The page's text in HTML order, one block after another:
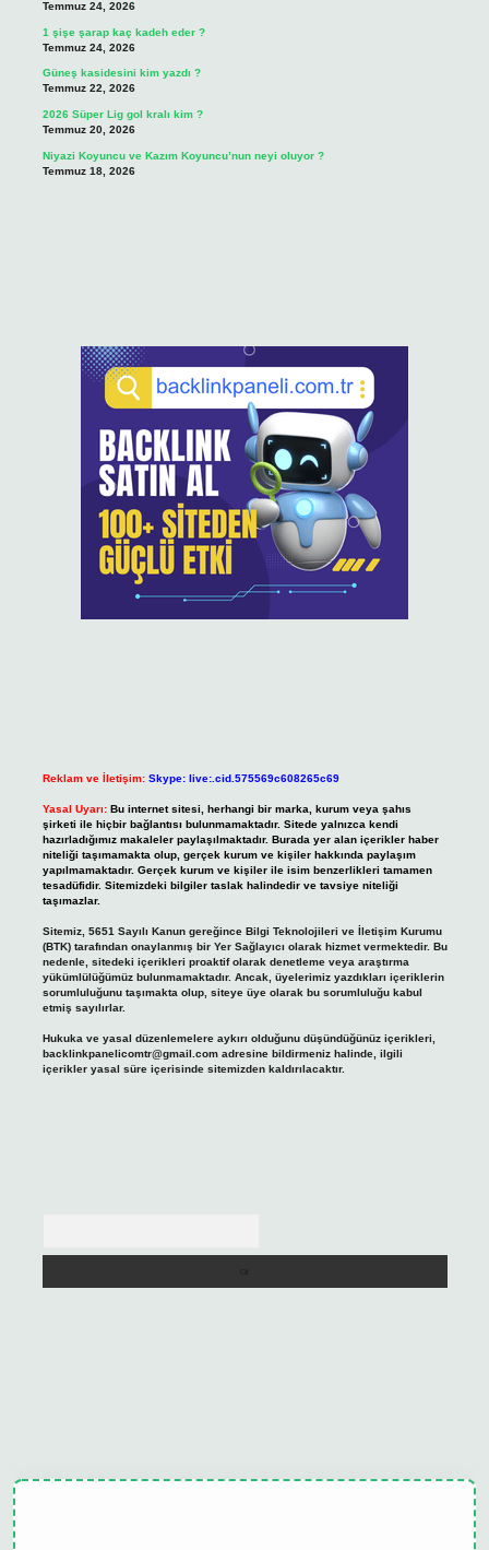
Temmuz 24, 2026
1 şişe şarap kaç kadeh eder ?
Temmuz 24, 2026
Güneş kasidesini kim yazdı ?
Temmuz 22, 2026
2026 Süper Lig gol kralı kim ?
Temmuz 20, 2026
Niyazi Koyuncu ve Kazım Koyuncu’nun neyi oluyor ?
Temmuz 18, 2026
Reklam ve İletişim: Skype: live:.cid.575569c608265c69
Yasal Uyarı: Bu internet sitesi, herhangi bir marka, kurum veya şahıs
şirketi ile hiçbir bağlantısı bulunmamaktadır. Sitede yalnızca kendi
hazırladığımız makaleler paylaşılmaktadır. Burada yer alan içerikler haber
niteliği taşımamakta olup, gerçek kurum ve kişiler hakkında paylaşım
yapılmamaktadır. Gerçek kurum ve kişiler ile isim benzerlikleri tamamen
tesadüfidir. Sitemizdeki bilgiler taslak halindedir ve tavsiye niteliği
taşımazlar.
Sitemiz, 5651 Sayılı Kanun gereğince Bilgi Teknolojileri ve İletişim Kurumu
(BTK) tarafından onaylanmış bir Yer Sağlayıcı olarak hizmet vermektedir. Bu
nedenle, sitedeki içerikleri proaktif olarak denetleme veya araştırma
yükümlülüğümüz bulunmamaktadır. Ancak, üyelerimiz yazdıkları içeriklerin
sorumluluğunu taşımakta olup, siteye üye olarak bu sorumluluğu kabul
etmiş sayılırlar.
Hukuka ve yasal düzenlemelere aykırı olduğunu düşündüğünüz içerikleri,
backlinkpanelicomtr@gmail.comadresine bildirmeniz halinde, ilgili
içerikler yasal süre içerisinde sitemizden kaldırılacaktır.